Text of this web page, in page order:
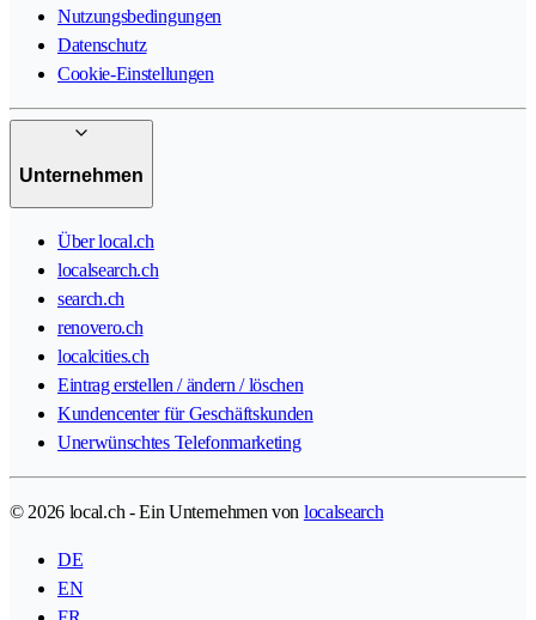
Nutzungsbedingungen
Datenschutz
Cookie-Einstellungen
Unternehmen
Über local.ch
localsearch.ch
search.ch
renovero.ch
localcities.ch
Eintrag erstellen / ändern / löschen
Kundencenter für Geschäftskunden
Unerwünschtes Telefonmarketing
© 2026 local.ch - Ein Unternehmen von localsearch
DE
EN